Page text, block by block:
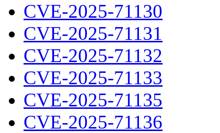
CVE-2025-71130
CVE-2025-71131
CVE-2025-71132
CVE-2025-71133
CVE-2025-71135
CVE-2025-71136